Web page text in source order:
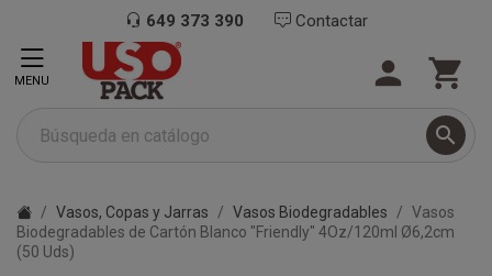
649 373 390 Contactar

 
MENU
Vasos, Copas y Jarras Vasos Biodegradables
Vasos
Biodegradables de Cartón Blanco "Friendly" 4Oz/120ml Ø6,2cm
(50 Uds)